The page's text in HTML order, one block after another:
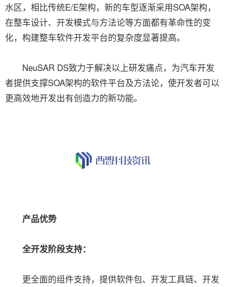
水区，相比传统E/E架构，新的车型逐渐采用SOA架构，
在整车设计、开发模式与方法论等方面都有革命性的变
化，构建整车软件开发平台的复杂度显著提高。
NeuSAR DS致力于解决以上研发痛点，为汽车开发
者提供支撑SOA架构的软件平台及方法论，使开发者可以
更高效地开发出有创造力的新功能。
产品优势
全开发阶段支持：
更全面的组件支持，提供软件包、开发工具链、开发